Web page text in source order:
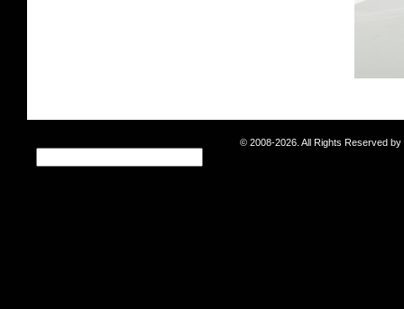
© 2008-2026. All Rights Reserved